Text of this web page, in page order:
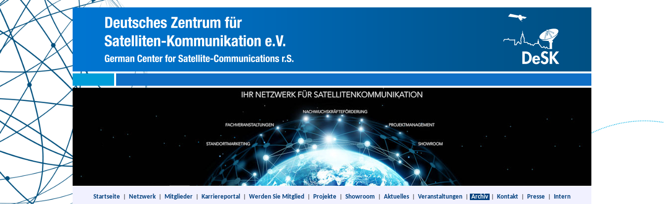
Startseite Netzwerk Mitglieder Karriereportal Werden Sie Mitglied Projekte Showroom Aktuelles Veranstaltungen Archiv Kontakt Presse Intern